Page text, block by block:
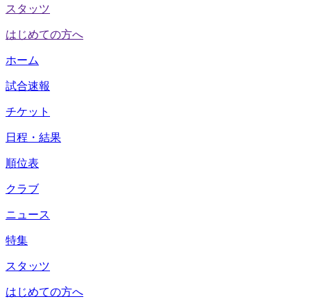
スタッツ
はじめての方へ
ホーム
試合速報
チケット
日程・結果
順位表
クラブ
ニュース
特集
スタッツ
はじめての方へ